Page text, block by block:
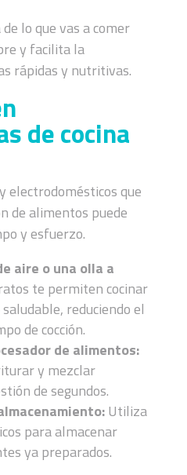
lo que vas a comer
y facilita la
rápidas y nutritivas.
de cocina
electrodomésticos que
de alimentos puede
y esfuerzo.
aire o una olla a
te permiten cocinar
reduciendo el
de cocción.
de alimentos:
y mezclar
de segundos.
Utiliza
para almacenar
ya preparados.